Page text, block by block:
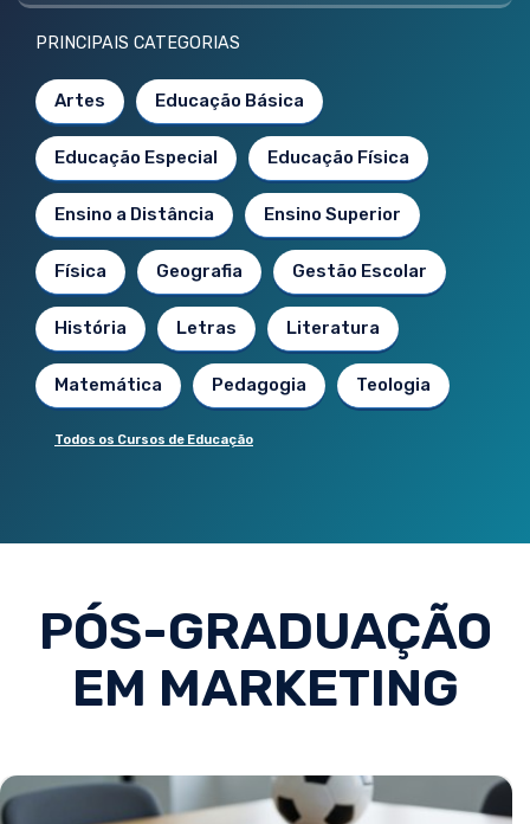
PRINCIPAIS CATEGORIAS
Artes Educação Básica
Educação Especial Educação Física
Ensino a Distância Ensino Superior
Física Geografia Gestão Escolar
História Letras Literatura
Matemática Pedagogia Teologia
Todos os Cursos de Educação
PÓS-GRADUAÇÃO
EM MARKETING